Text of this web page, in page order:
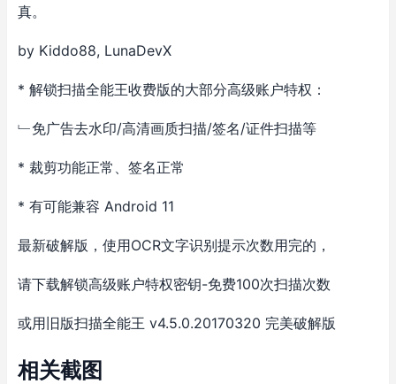
真。
by Kiddo88, LunaDevX
* 解锁扫描全能王收费版的大部分高级账户特权：
﹂免广告去水印/高清画质扫描/签名/证件扫描等
* 裁剪功能正常、签名正常
* 有可能兼容 Android 11
最新破解版，使用OCR文字识别提示次数用完的，
请下载解锁高级账户特权密钥-免费100次扫描次数
或用旧版扫描全能王 v4.5.0.20170320 完美破解版
相关截图